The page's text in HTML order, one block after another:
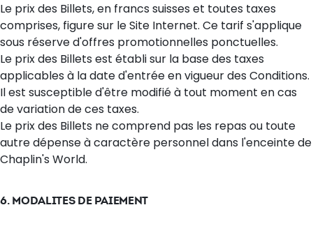
Le prix des Billets, en francs suisses et toutes taxes
comprises, figure sur le Site Internet. Ce tarif s'applique
sous réserve d'offres promotionnelles ponctuelles.
Le prix des Billets est établi sur la base des taxes
applicables à la date d'entrée en vigueur des Conditions.
Il est susceptible d'être modifié à tout moment en cas
de variation de ces taxes.
Le prix des Billets ne comprend pas les repas ou toute
autre dépense à caractère personnel dans l'enceinte de
Chaplin's World.
6. MODALITES DE PAIEMENT